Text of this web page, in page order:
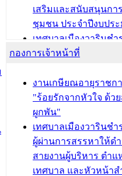
บทความ อื่นๆ ...
เสริมและสนับสนุนกา
ชุมชน ประจำปีงบปร
เทศบาลเมืองวารินช
น้ำดื่มแก่ผู้พักอาศัย ณ
กองสวัสดิการสังคม เ
วารินชำราบ จัดโครง
ระยะสั้น ประจำปี
ถักทอผลิตภัณฑ์จากถุ
บทความ อื่นๆ ...
กองการเจ้าหน้าที่
งานเกษียณอายุราชก
"ร้อยรักจากหัวใจ ด้ว
ผูกพัน"
เทศบาลเมืองวารินช
ผู้ผ่านการสรรหาให้ด
สายงานผู้บริหาร ตำแ
เทศบาล และหัวหน้า